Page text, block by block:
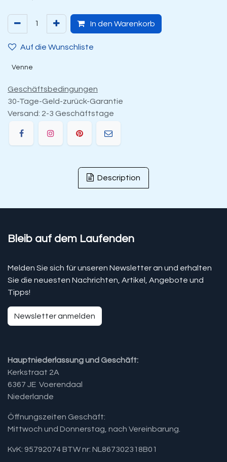
In den Warenkorb
Auf die Wunschliste
Venne
Geschäftsbedingungen
30-Tage-Geld-zurück-Garantie
Versand: 2-3 Geschäftstage
Description
Bleib auf dem Laufenden
Melden Sie sich für unseren Newsletter an und erhalten
Sie die neuesten Nachrichten, Artikel, Angebote und
Tipps!
Newsletter anmelden
Hauptniederlassung und Geschäft:
Kerkstraat 2A
6367 JE Voerendaal
Niederlande
Öffnungszeiten Geschäft:
Mittwoch und Donnerstag, nach Vereinbarung.​
KvK: 95792074 BTW nr: NL867302318B01